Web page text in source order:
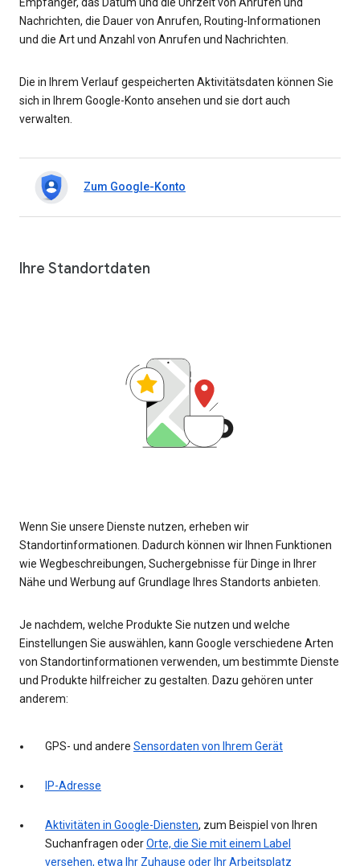
Empfänger, das Datum und die Uhrzeit von Anrufen und
Nachrichten, die Dauer von Anrufen, Routing-Informationen
und die Art und Anzahl von Anrufen und Nachrichten.
Die in Ihrem Verlauf gespeicherten Aktivitätsdaten können Sie
sich in Ihrem Google-Konto ansehen und sie dort auch
verwalten.
Zum Google-Konto
Ihre Standortdaten
Wenn Sie unsere Dienste nutzen, erheben wir
Standortinformationen. Dadurch können wir Ihnen Funktionen
wie Wegbeschreibungen, Suchergebnisse für Dinge in Ihrer
Nähe und Werbung auf Grundlage Ihres Standorts anbieten.
Je nachdem, welche Produkte Sie nutzen und welche
Einstellungen Sie auswählen, kann Google verschiedene Arten
von Standortinformationen verwenden, um bestimmte Dienste
und Produkte hilfreicher zu gestalten. Dazu gehören unter
anderem:
GPS- und andere Sensordaten von Ihrem Gerät
IP-Adresse
Aktivitäten in Google-Diensten, zum Beispiel von Ihren
Suchanfragen oderOrte, die Sie mit einem Label
versehen, etwa Ihr Zuhause oder Ihr Arbeitsplatz